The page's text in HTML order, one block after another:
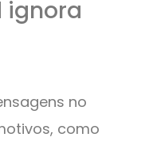
ignora
no
como